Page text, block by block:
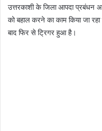
उत्तरकाशी के जिला आपदा प्रबंधन
को बहाल करने का काम किया जा
बाद फिर से ट्रिगर हुआ है।